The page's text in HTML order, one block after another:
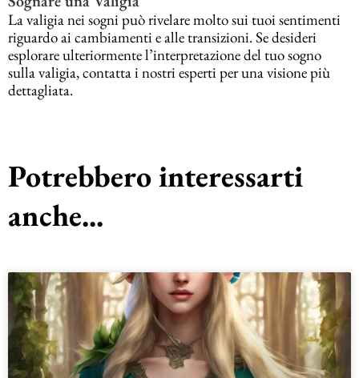
La valigia nei sogni può rivelare molto sui tuoi sentimenti
riguardo ai cambiamenti e alle transizioni. Se desideri
esplorare ulteriormente l’interpretazione del tuo sogno
sulla valigia, contatta i nostri esperti per una visione più
dettagliata.
Potrebbero interessarti
anche...